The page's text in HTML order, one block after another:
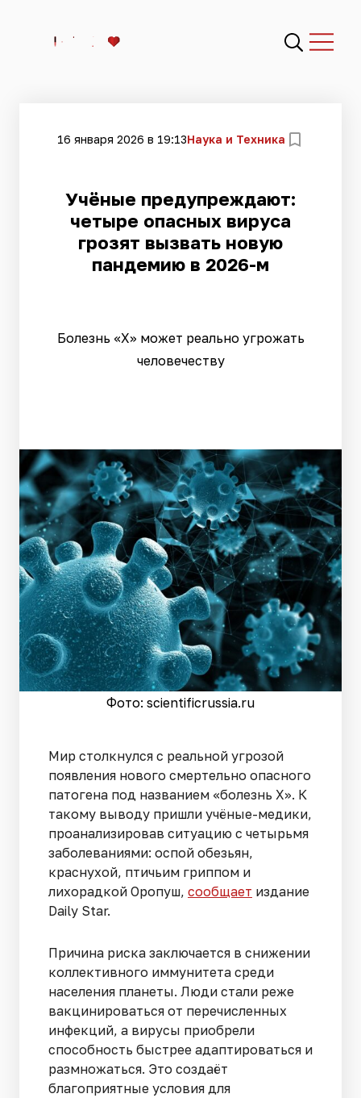
16 января 2026 в 19:13Наука и Техника
Учёные предупреждают:
четыре опасных вируса
грозят вызвать новую
пандемию в 2026-м
Болезнь «Х» может реально угрожать
человечеству
Фото: scientificrussia.ru
Мир столкнулся с реальной угрозой
появления нового смертельно опасного
патогена под названием «болезнь X». К
такому выводу пришли учёные-медики,
проанализировав ситуацию с четырьмя
заболеваниями: оспой обезьян,
краснухой, птичьим гриппом и
лихорадкой Оропуш, сообщает издание
Daily Star.
Причина риска заключается в снижении
коллективного иммунитета среди
населения планеты. Люди стали реже
вакцинироваться от перечисленных
инфекций, а вирусы приобрели
способность быстрее адаптироваться и
размножаться. Это создаёт
благоприятные условия для